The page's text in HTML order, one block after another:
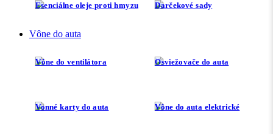
Esenciálne oleje proti hmyzu Darčekové sady
Vône do auta
Vône do ventilátora Osviežovače do auta
Vonné karty do auta Vône do auta elektrické